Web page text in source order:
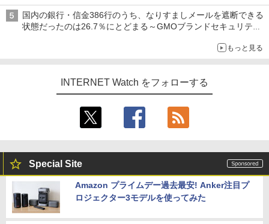
ち・ざ・ろーど！その14】【空いた時間でなにしてる？】
国内の銀行・信金386行のうち、なりすましメールを遮断できる
状態だったのは26.7％にとどまる～GMOブランドセキュリティ
もっと見る
INTERNET Watch をフォローする
Special Site
Amazon プライムデー過去最安! Anker注目プ
ロジェクター3モデルを使ってみた